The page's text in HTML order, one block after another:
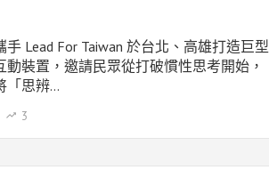
手 Lead For Taiwan 於台北、高雄打造巨型
動裝置，邀請民眾從打破慣性思考開始，
「思辨…
3